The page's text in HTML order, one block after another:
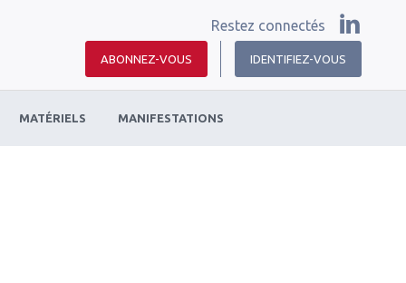
Restez connectés
ABONNEZ-VOUS IDENTIFIEZ-VOUS
MATÉRIELS MANIFESTATIONS